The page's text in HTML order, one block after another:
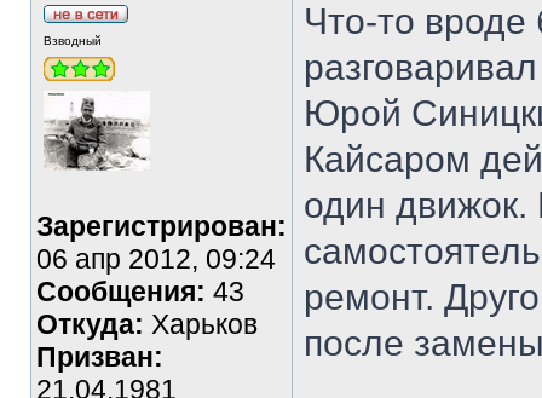
Взводный
Зарегистрирован:
06 апр 2012, 09:24
Сообщения: 43
Откуда: Харьков
Призван:
21.04.1981
Что-то
Юрой
Кайсаром
один движок.
ремонт.
после